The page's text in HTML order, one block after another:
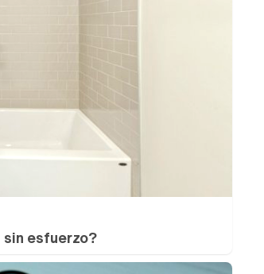
esfuerzo?